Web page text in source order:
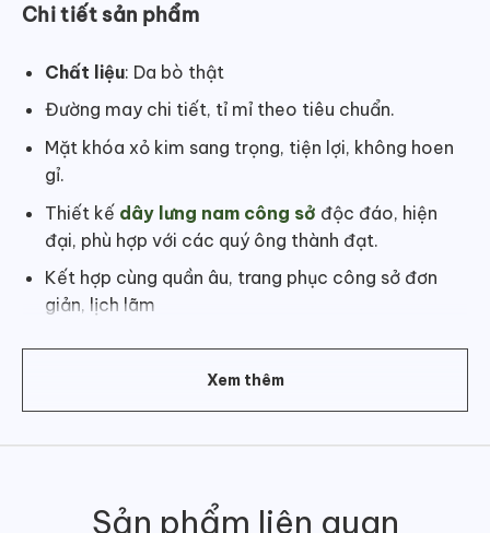
Chi tiết sản phẩm
Chất liệu: Da bò thật
Đường may chi tiết, tỉ mỉ theo tiêu chuẩn.
Mặt khóa xỏ kim sang trọng, tiện lợi, không hoen
gỉ.
Thiết kế dây lưng nam công sở độc đáo, hiện
đại, phù hợp với các quý ông thành đạt.
Kết hợp cùng quần âu, trang phục công sở đơn
giản, lịch lãm
Kích thước bản dây: 3.3 cm
Xem thêm
Sản phẩm liên quan